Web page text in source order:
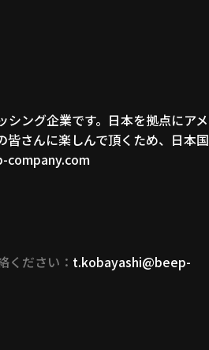
ング企業です。日本を拠点にアメ
皆さんに楽しんで頂くため、日本国
ください： t.kobayashi@beep-